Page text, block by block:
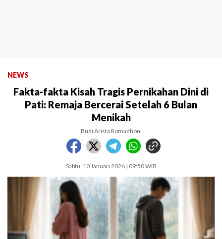
NEWS
Fakta-fakta Kisah Tragis Pernikahan Dini di
Pati: Remaja Bercerai Setelah 6 Bulan
Menikah
Budi Arista Romadhoni
Sabtu, 10 Januari 2026 | 09:50 WIB